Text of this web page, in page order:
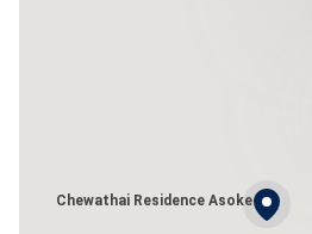
Chewathai Residence Asoke